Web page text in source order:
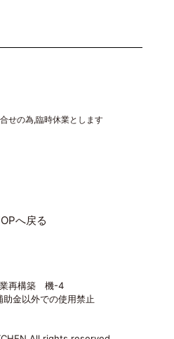
せの為,臨時休業とします
へ戻る
再構築 機-4
助金以外での使用禁止